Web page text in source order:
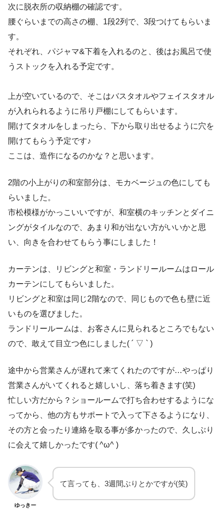
次に脱衣所の収納棚の確認です。
腰ぐらいまでの高さの棚、1段2列で、3段つけてもらいま
す。
それぞれ、パジャマ&下着を入れるのと、後はお風呂で使
うストックを入れる予定です。
上が空いているので、そこはバスタオルやフェイスタオル
が入れられるように吊り戸棚にしてもらいます。
開けてタオルをしまったら、下から取り出せるように穴を
開けてもらう予定です♪
ここは、造作になるのかな？と思います。
2階の小上がりの和室部分は、モカベージュの色にしても
らいました。
市松模様がかっこいいですが、和室横のキッチンとダイニ
ングがタイルなので、あまり和が出ない方がいいかと思
い、向きを合わせてもらう事にしました！
カーテンは、リビングと和室・ランドリールームはロール
カーテンにしてもらいました。
リビングと和室は同じ2階なので、同じもので色も壁に近
いものを選びました。
ランドリールームは、お客さんに見られるところでもない
ので、敢えて目立つ色にしました( ´ ▽ ` )
途中から営業さんが遅れて来てくれたのですが…やっぱり
営業さんがいてくれると嬉しいし、落ち着きます(笑)
忙しい方だから？ショールームで打ち合わせするようにな
ってから、他の方もサポートで入って下さるようになり、
その方と会ったり連絡を取る事が多かったので、久しぶり
に会えて嬉しかったです( ^ω^ )
ゆっきー
て言っても、3週間ぶりとかですが(笑)